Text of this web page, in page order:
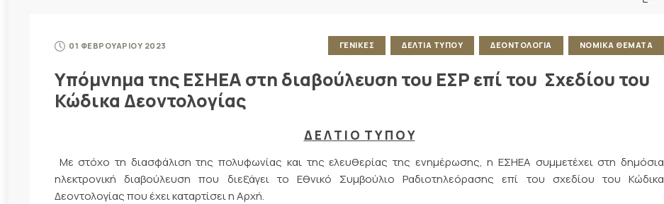
01 ΦΕΒΡΟΥΑΡΙΟΥ 2023 ΓΕΝΙΚΕΣ ΔΕΛΤΙΑ ΤΥΠΟΥ ΔΕΟΝΤΟΛΟΓΙΑ ΝΟΜΙΚΑ ΘΕΜΑΤΑ
Υπόμνημα της ΕΣΗΕΑ στη διαβούλευση του ΕΣΡ επί του Σχεδίου του
Κώδικα Δεοντολογίας
Δ Ε Λ Τ Ι Ο Τ Υ Π Ο Υ
Με στόχο τη διασφάλιση της πολυφωνίας και της ελευθερίας της ενημέρωσης, η ΕΣΗΕΑ συμμετέχει στη δημόσια
ηλεκτρονική διαβούλευση που διεξάγει το Εθνικό Συμβούλιο Ραδιοτηλεόρασης επί του σχεδίου του Κώδικα
Δεοντολογίας που έχει καταρτίσει η Αρχή.